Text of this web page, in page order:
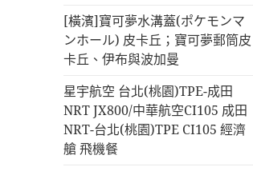
[橫濱]寶可夢水溝蓋(ポケモンマ
ンホール) 皮卡丘；寶可夢郵筒皮
卡丘、伊布與波加曼
星宇航空 台北(桃園)TPE-成田
NRT JX800/中華航空CI105 成田
NRT-台北(桃園)TPE CI105 經濟
艙 飛機餐